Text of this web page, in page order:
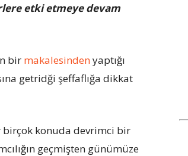
etki etmeye devam
bir makalesindenyaptığı
getridği şeffaflığa dikkat
birçok konuda devrimci bir
geçmişten günümüze